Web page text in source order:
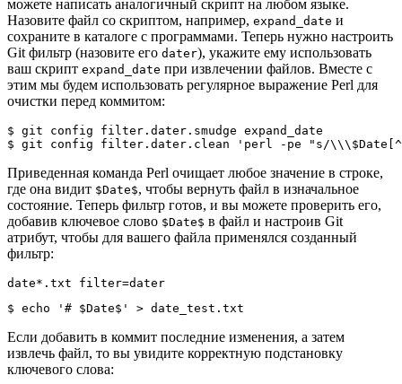
можете написать аналогичный скрипт на любом языке.
Назовите файл со скриптом, например, expand_date и
сохраните в каталоге с программами. Теперь нужно настроить
Git фильтр (назовите его dater), укажите ему использовать
ваш скрипт expand_date при извлечении файлов. Вместе с
этим мы будем использовать регулярное выражение Perl для
очистки перед коммитом:
$ git config filter.dater.smudge expand_date
$ git config filter.dater.clean 'perl -pe "s/
Приведенная команда Perl очищает любое значение в строке,
где она видит $Date$, чтобы вернуть файл в изначальное
состояние. Теперь фильтр готов, и вы можете проверить его,
добавив ключевое слово $Date$ в файл и настроив Git
атрибут, чтобы для вашего файла применялся созданный
фильтр:
date*.txt filter=dater
$ echo '# $Date$' > date_test.txt
Если добавить в коммит последние изменения, а затем
извлечь файл, то вы увидите корректную подстановку
ключевого слова: